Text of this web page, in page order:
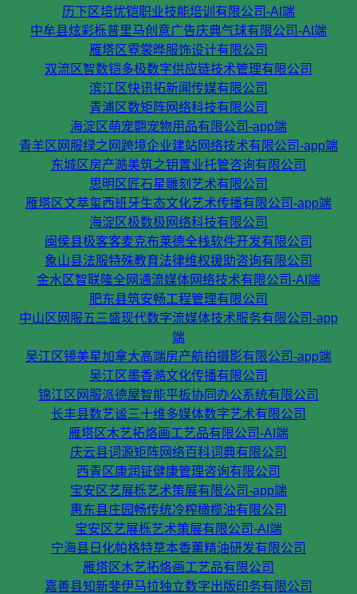
历下区培优铠职业技能培训有限公司-AI端
中牟县炫彩栎普里马创意广告庆典气球有限公司-AI端
雁塔区霓裳晔服饰设计有限公司
双流区智数铠多极数字供应链技术管理有限公司
滨江区快讯拓新闻传媒有限公司
青浦区数矩阵网络科技有限公司
海淀区萌宠翾宠物用品有限公司-app端
青羊区网服绿之网跨境企业建站网络技术有限公司-app端
东城区房产澔美筑之钥置业托管咨询有限公司
思明区匠石星雕刻艺术有限公司
雁塔区文萃玺西班牙生态文化艺术传播有限公司-app端
海淀区极数极网络科技有限公司
闽侯县极客客麦克布莱德全栈软件开发有限公司
象山县法服特殊教育法律维权援助咨询有限公司
金水区智联隆全网通流媒体网络技术有限公司-AI端
肥东县筑安畅工程管理有限公司
中山区网服五三盛现代数字流媒体技术服务有限公司-app
端
吴江区镜美星加拿大高端房产航拍摄影有限公司-app端
吴江区墨香澔文化传播有限公司
锦江区网服派德屋智能平板协同办公系统有限公司
长丰县数艺谧三十维多媒体数字艺术有限公司
雁塔区木艺拓烙画工艺品有限公司-AI端
庆云县词源矩阵网络百科词典有限公司
西青区康润钲健康管理咨询有限公司
宝安区艺展栎艺术策展有限公司-app端
惠东县庄园畅传统冷榨橄榄油有限公司
宝安区艺展栎艺术策展有限公司-AI端
宁海县日化帕格特草本香薰精油研发有限公司
雁塔区木艺拓烙画工艺品有限公司
嘉善县知新斐伊马拉独立数字出版印务有限公司